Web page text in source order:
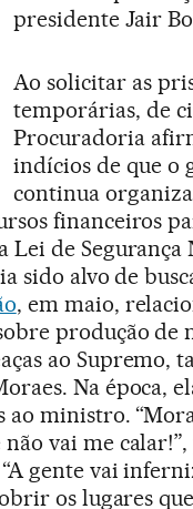
presidente Jair
Ao solicitar as
temporárias, de
Procuradoria
indícios de que o
continua
financeiros
Lei de Segurança
sido alvo de
, em maio,
produção de
ao Supremo,
Na época,
ao ministro.
não vai me
gente vai
os lugares